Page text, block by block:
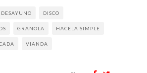
DESAYUNO DISCO
GRANOLA HACELA SIMPLE
VIANDA